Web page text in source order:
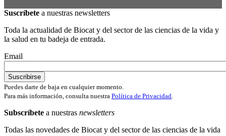
Suscríbete a nuestras newsletters
Toda la actualidad de Biocat y del sector de las ciencias de la vida y
la salud en tu badeja de entrada.
Email
Puedes darte de baja en cualquier momento.
Para más información, consulta nuestra Política de Privacidad
Subscríbete a nuestras newsletters
Todas las novedades de Biocat y del sector de las ciencias de la vida